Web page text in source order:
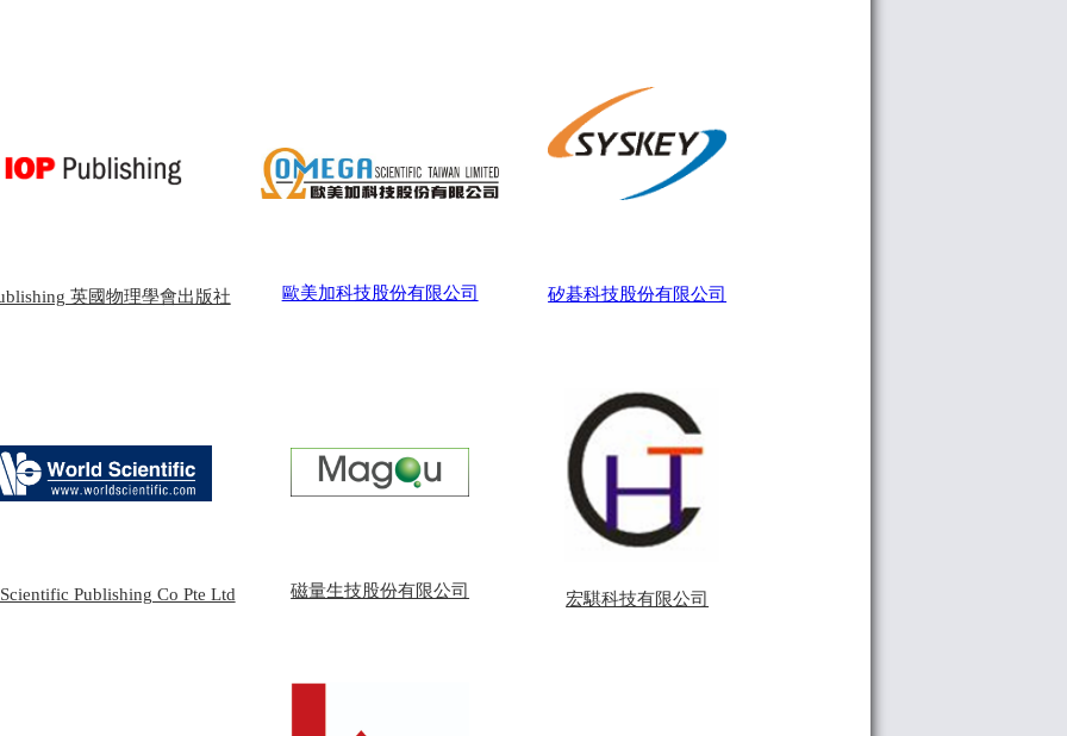
英國物理學會出版社 歐美加科技股份有限公司 矽碁科技股份有限公司
Publishing Co Pte Ltd 磁量生技股份有限公司 宏騏科技有限公司